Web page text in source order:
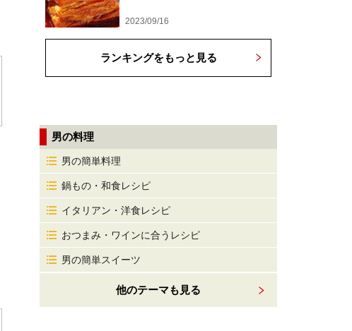
2023/09/16
ランキングをもっと見る
男の料理
男の簡単料理
鍋もの・和食レシピ
イタリアン・洋食レシピ
おつまみ・ワインに合うレシピ
男の簡単スイーツ
他のテーマも見る